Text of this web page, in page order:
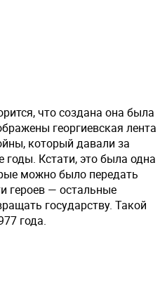
что создана она была
георгиевская лента
который давали за
годы. Кстати, это была одна
можно было передать
героев — остальные
государству. Такой
года.